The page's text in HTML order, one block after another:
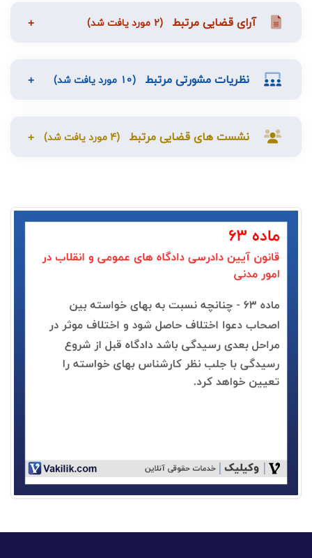
آرای قضایی مرتبط (2 مورد یافت شد)
نظریات مشورتی مرتبط (10 مورد یافت شد)
نشست های قضایی مرتبط (4 مورد یافت شد)